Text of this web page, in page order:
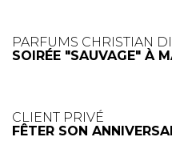
PARFUMS CHRISTIAN
SOIRÉE "SAUVAGE" À
CLIENT PRIVÉ
FÊTER SON